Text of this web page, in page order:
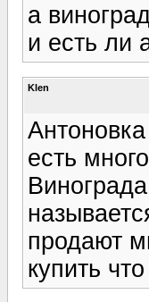
а
и есть ли
Klen
есть
продают
купить